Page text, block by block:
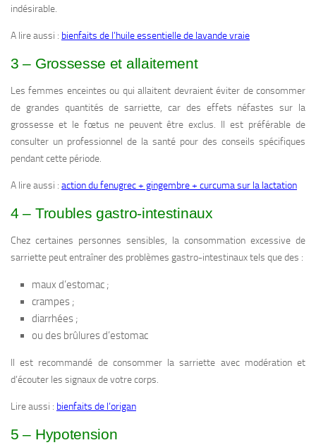
indésirable.
A lire aussi : bienfaits de l’huile essentielle de lavande vraie
3 – Grossesse et allaitement
Les femmes enceintes ou qui allaitent devraient éviter de consommer
de grandes quantités de sarriette, car des effets néfastes sur la
grossesse et le fœtus ne peuvent être exclus. Il est préférable de
consulter un professionnel de la santé pour des conseils spécifiques
pendant cette période.
A lire aussi : action du fenugrec + gingembre + curcuma sur la lactation
4 – Troubles gastro-intestinaux
Chez certaines personnes sensibles, la consommation excessive de
sarriette peut entraîner des problèmes gastro-intestinaux tels que des :
maux d’estomac ;
crampes ;
diarrhées ;
ou des brûlures d’estomac
Il est recommandé de consommer la sarriette avec modération et
d’écouter les signaux de votre corps.
Lire aussi : bienfaits de l’origan
5 – Hypotension